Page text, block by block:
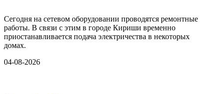
Сегодня на сетевом оборудовании проводятся ремонтные
работы. В связи с этим в городе Кириши временно
приостанавливается подача электричества в некоторых
домах.
04-08-2026